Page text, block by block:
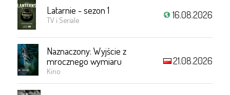
Latarnie - sezon 1
TV i Seriale 16.08.2026
Naznaczony: Wyjście z
mrocznego wymiaru
Kino
21.08.2026